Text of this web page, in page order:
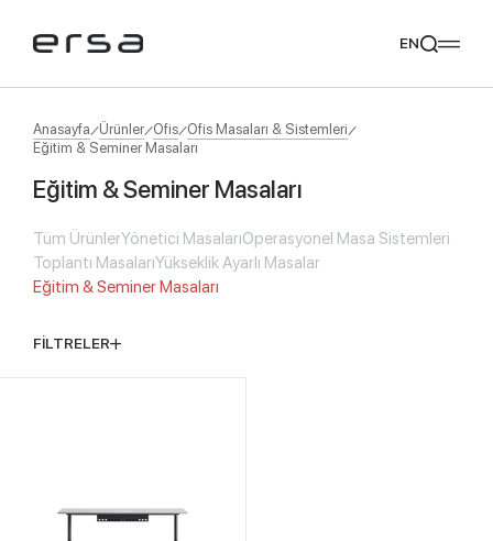
Popular searches
tear meliades mikado yoka
Tavsiye Ediyoruz
EN
Anasayfa Ürünler Ofis Ofis Masaları & Sistemleri
Eğitim & Seminer Masaları
Eğitim & Seminer Masaları
Tüm ÜrünlerYönetici MasalarıOperasyonel Masa Sistemleri
Toplantı MasalarıYükseklik Ayarlı Masalar
Eğitim & Seminer Masaları
FİLTRELER